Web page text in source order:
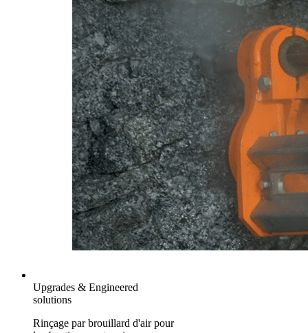
Upgrades & Engineered
solutions
Rinçage par brouillard d'air pour